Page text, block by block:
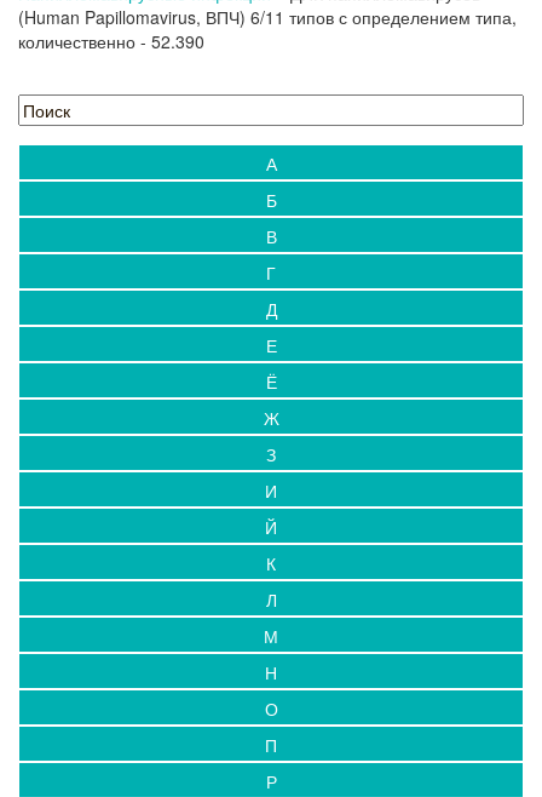
Контакты
(Human Papillomavirus, ВПЧ) 6/11 типов с определением типа,
количественно - 52.390
А
Б
В
Г
Д
Е
Ё
Ж
З
И
Й
К
Л
М
Н
О
П
Р